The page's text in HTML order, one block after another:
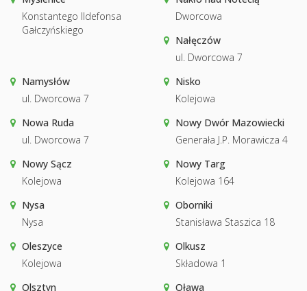
Konstantego Ildefonsa
Gałczyńskiego
Dworcowa
Nałęczów
ul. Dworcowa 7
Namysłów
ul. Dworcowa 7
Nisko
Kolejowa
Nowa Ruda
ul. Dworcowa 7
Nowy Dwór Mazowiecki
Generała J.P. Morawicza 4
Nowy Sącz
Kolejowa
Nowy Targ
Kolejowa 164
Nysa
Nysa
Oborniki
Stanisława Staszica 18
Oleszyce
Kolejowa
Olkusz
Składowa 1
Olsztyn
Oława